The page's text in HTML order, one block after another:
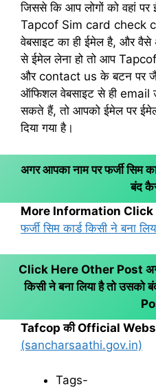
जिससे कि आप लोगों को वहां पर
Tapcof Sim card check
वेबसाइट का ही ईमेल है, और
से ईमेल लेना हो तो आप
और contact us के बटन पर
ऑफिशल वेबसाइट से ही email
सकते हैं, तो आपको ईमेल पर
दिया गया है।
अगर आपका नाम पर फर्जी सिम
बंद
More Information Click
फर्जी सिम कार्ड किसी ने बना
Click Here Other Post अगर
किसी ने बना लिया है तो उसको
Tafcop की Official
(sancharsaathi.gov.in)
Tags-